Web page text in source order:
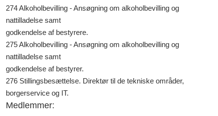
274 Alkoholbevilling - Ansøgning om alkoholbevilling og
nattilladelse samt
godkendelse af bestyrere.
275 Alkoholbevilling - Ansøgning om alkoholbevilling og
nattilladelse samt
godkendelse af bestyrer.
276 Stillingsbesættelse. Direktør til de tekniske områder,
borgerservice og IT.
Medlemmer: